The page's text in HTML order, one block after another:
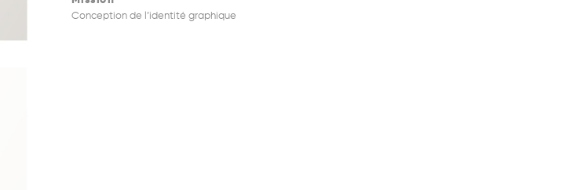
Conception de l’identité graphique